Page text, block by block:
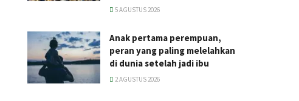
5 AGUSTUS 2026
Anak pertama perempuan,
peran yang paling melelahkan
di dunia setelah jadi ibu
2 AGUSTUS 2026